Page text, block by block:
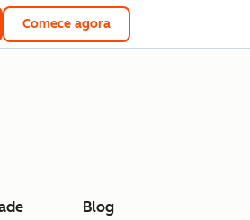
Comece agora
Blog